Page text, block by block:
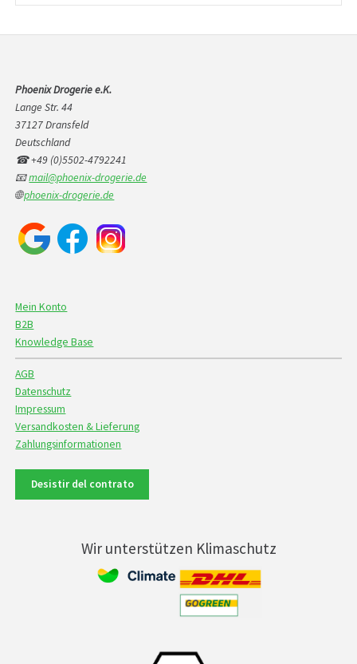
Phoenix Drogerie e.K.
Lange Str. 44
37127 Dransfeld
Deutschland
☎ +49 (0)5502-4792241
📧mail@phoenix-drogerie.de
🌐phoenix-drogerie.de
Mein Konto
B2B
Knowledge Base
AGB
Datenschutz
Impressum
Versandkosten & Lieferung
Zahlungsinformationen
Desistir del contrato
Wir unterstützen Klimaschutz